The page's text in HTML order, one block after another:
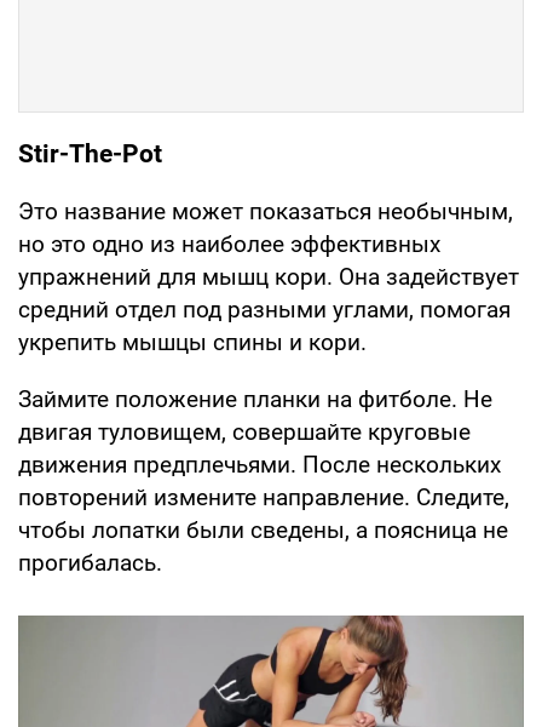
Stir-The-Pot
Это название может показаться необычным,
но это одно из наиболее эффективных
упражнений для мышц кори. Она задействует
средний отдел под разными углами, помогая
укрепить мышцы спины и кори.
Займите положение планки на фитболе. Не
двигая туловищем, совершайте круговые
движения предплечьями. После нескольких
повторений измените направление. Следите,
чтобы лопатки были сведены, а поясница не
прогибалась.